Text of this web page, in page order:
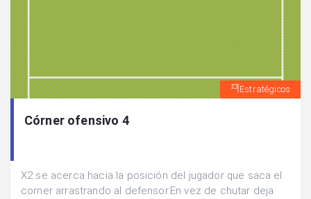
Estratégicos
Córner ofensivo 4
X2 se acerca hacia la posición del jugador que saca el
corner arrastrando al defensor.En vez de chutar deja